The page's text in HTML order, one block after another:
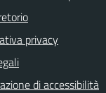
privacy
di accessibilità